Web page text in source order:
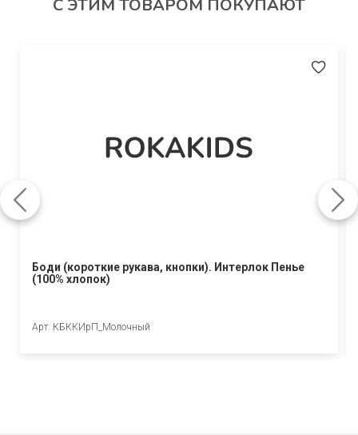
С ЭТИМ ТОВАРОМ ПОКУПАЮТ
Боди (короткие рукава, кнопки). Интерлок Пенье
(100% хлопок)
Арт. КБККИрП_Молочный